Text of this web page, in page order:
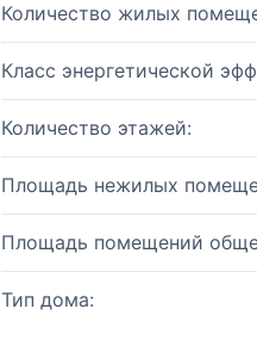
Количество жилых
Класс энергетической
Количество этажей:
Площадь нежилых
Площадь помещений
Тип дома: